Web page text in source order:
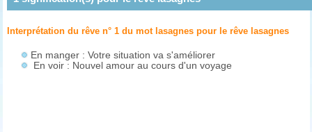
Interprétation du rêve n° 1 du mot lasagnes pour le rêve lasagnes
En manger : Votre situation va s'améliorer
En voir : Nouvel amour au cours d'un voyage